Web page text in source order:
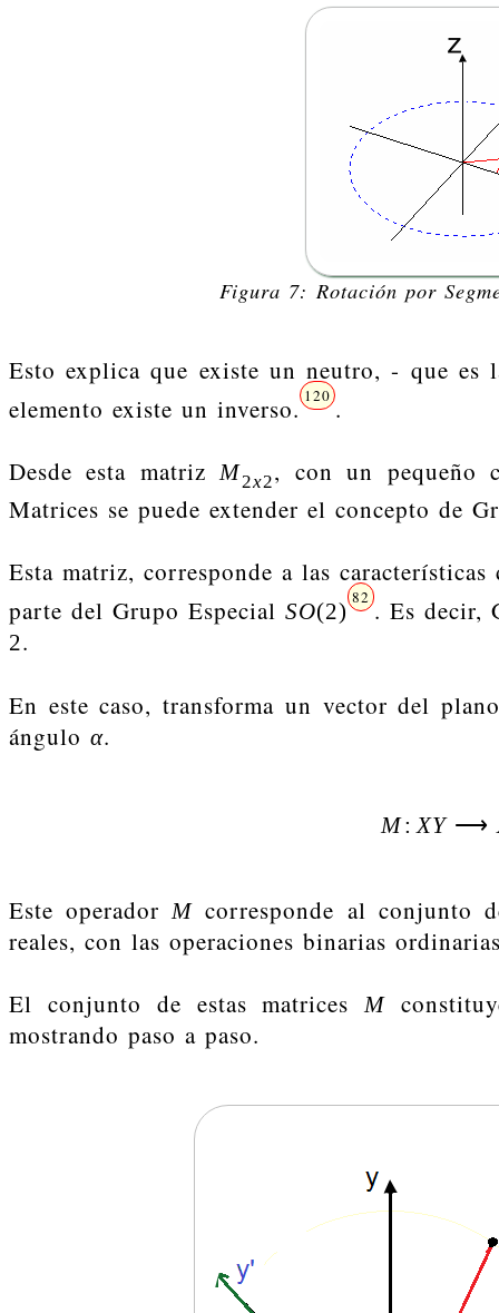
Figura 7: Rotación por
Esto explica que existe un neutro, - que
elemento existe un inverso. 120 .
Desde esta matrizM2x2, con un pequeño
Matrices se puede extender el concepto de
Esta matriz, corresponde a las
parte del Grupo Especial SO(2)
82 . Es decir,
2.
En este caso, transforma un vector del
ángulo α.
M: XY ⟶
Este operadorM corresponde al conjunto
reales, con las operaciones binarias
El conjunto de estas matricesM
mostrando paso a paso.